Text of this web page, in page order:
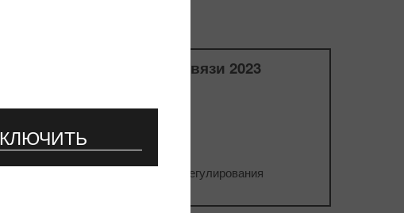
конференция радиосвязи 2023
по вопросам международного регулирования